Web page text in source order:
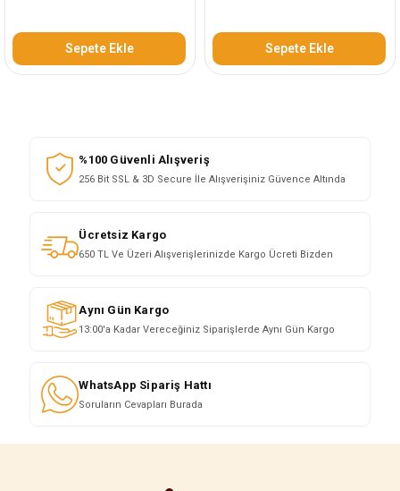
Sepete Ekle Sepete Ekle
%100 Güvenli Alışveriş
256 Bit SSL & 3D Secure İle Alışverişiniz Güvence Altında
Ücretsiz Kargo
650 TL Ve Üzeri Alışverişlerinizde Kargo Ücreti Bizden
Aynı Gün Kargo
13:00'a Kadar Vereceğiniz Siparişlerde Aynı Gün Kargo
WhatsApp Sipariş Hattı
Soruların Cevapları Burada